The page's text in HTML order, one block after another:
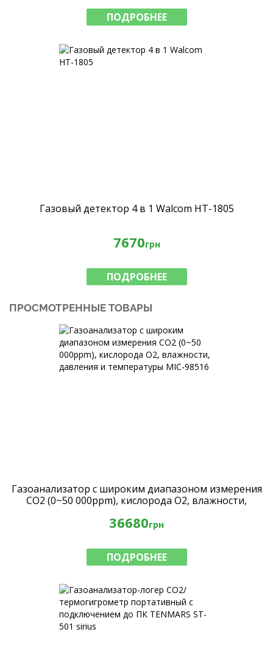
ПОДРОБНЕЕ
Газовый детектор 4 в 1 Walcom HT-1805
7670грн
ПОДРОБНЕЕ
ПРОСМОТРЕННЫЕ ТОВАРЫ
Газоанализатор с широким диапазоном измерения
CO2 (0~50 000ppm), кислорода O2, влажности,
36680грн
ПОДРОБНЕЕ